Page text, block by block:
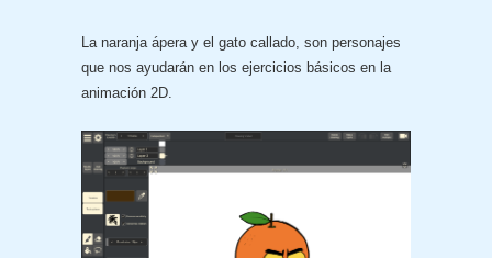
La naranja ápera y el gato callado, son personajes
que nos ayudarán en los ejercicios básicos en la
animación 2D.